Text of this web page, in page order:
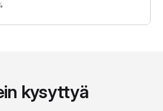
kysyttyä